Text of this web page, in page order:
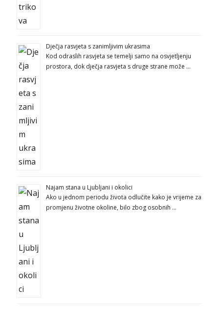
Dječja rasvjeta s zanimljivim ukrasima
Kod odraslih rasvjeta se temelji samo na osvjetljenju
prostora, dok dječja rasvjeta s druge strane može …
Najam stana u Ljubljani i okolici
Ako u jednom periodu života odlučite kako je vrijeme za
promjenu životne okoline, bilo zbog osobnih …